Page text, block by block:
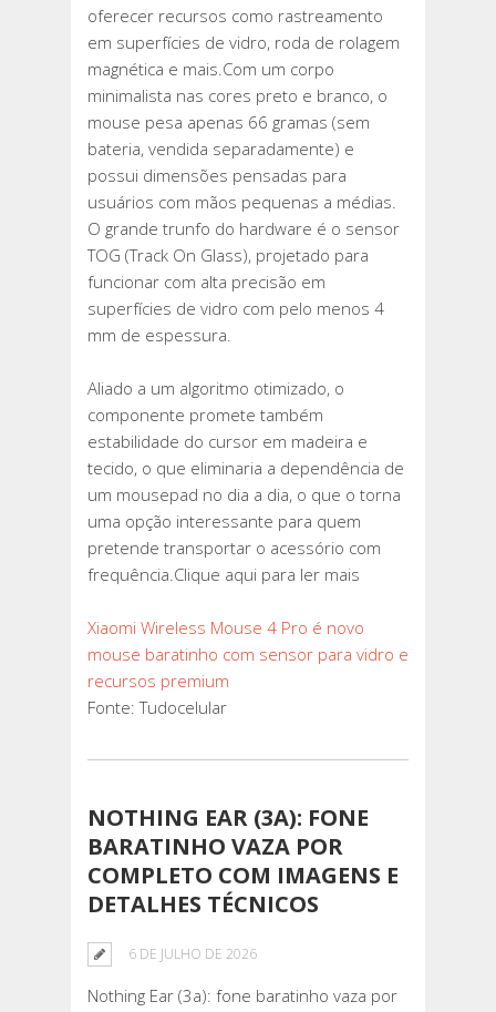
oferecer recursos como rastreamento
em superfícies de vidro, roda de rolagem
magnética e mais.Com um corpo
minimalista nas cores preto e branco, o
mouse pesa apenas 66 gramas (sem
bateria, vendida separadamente) e
possui dimensões pensadas para
usuários com mãos pequenas a médias.
O grande trunfo do hardware é o sensor
TOG (Track On Glass), projetado para
funcionar com alta precisão em
superfícies de vidro com pelo menos 4
mm de espessura.
Aliado a um algoritmo otimizado, o
componente promete também
estabilidade do cursor em madeira e
tecido, o que eliminaria a dependência de
um mousepad no dia a dia, o que o torna
uma opção interessante para quem
pretende transportar o acessório com
frequência.Clique aqui para ler mais
Xiaomi Wireless Mouse 4 Pro é novo
mouse baratinho com sensor para vidro e
recursos premium
Fonte: Tudocelular
NOTHING EAR (3A): FONE
BARATINHO VAZA POR
COMPLETO COM IMAGENS E
DETALHES TÉCNICOS
6 DE JULHO DE 2026
Nothing Ear (3a): fone baratinho vaza por